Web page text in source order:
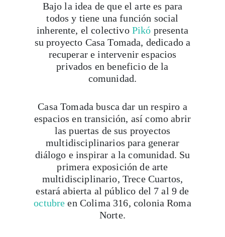
Bajo la idea de que el arte es para
todos y tiene una función social
inherente, el colectivo Pikó presenta
su proyecto Casa Tomada, dedicado a
recuperar e intervenir espacios
privados en beneficio de la
comunidad.
Casa Tomada busca dar un respiro a
espacios en transición, así como abrir
las puertas de sus proyectos
multidisciplinarios para generar
diálogo e inspirar a la comunidad. Su
primera exposición de arte
multidisciplinario, Trece Cuartos,
estará abierta al público del 7 al 9 de
octubre en Colima 316, colonia Roma
Norte.